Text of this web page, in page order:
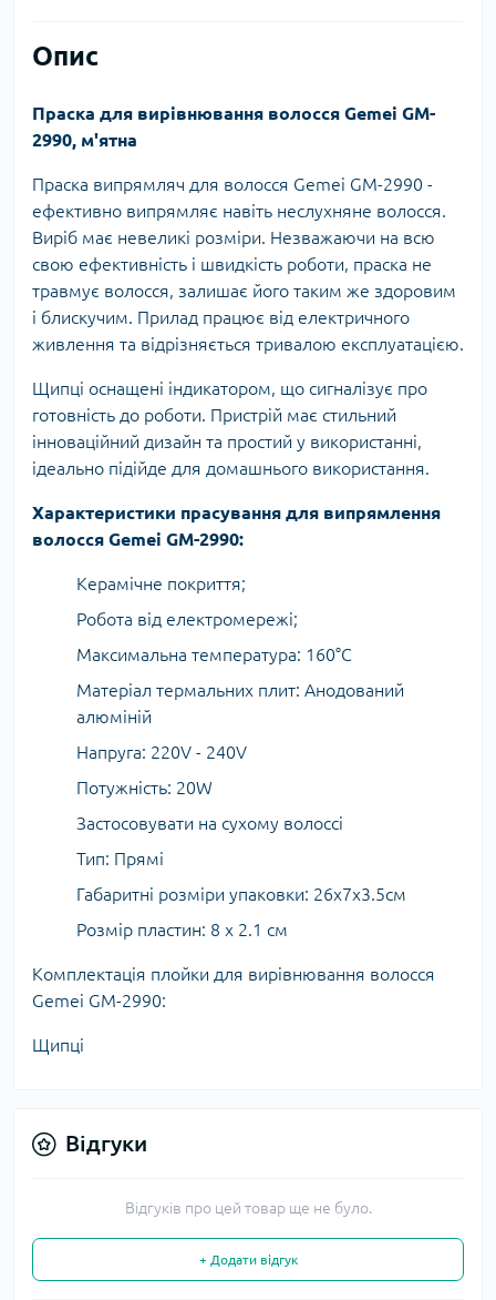
Опис
Праска для вирівнювання волосся Gemei GM-
2990, м'ятна
Праска випрямляч для волосся Gemei GM-2990 -
ефективно випрямляє навіть неслухняне волосся.
Виріб має невеликі розміри. Незважаючи на всю
свою ефективність і швидкість роботи, праска не
травмує волосся, залишає його таким же здоровим
і блискучим. Прилад працює від електричного
живлення та відрізняється тривалою експлуатацією.
Щипці оснащені індикатором, що сигналізує про
готовність до роботи. Пристрій має стильний
інноваційний дизайн та простий у використанні,
ідеально підійде для домашнього використання.
Характеристики прасування для випрямлення
волосся Gemei GM-2990:
Керамічне покриття;
Робота від електромережі;
Максимальна температура: 160°C
Матеріал термальних плит: Анодований
алюміній
Напруга: 220V - 240V
Потужність: 20W
Застосовувати на сухому волоссі
Тип: Прямі
Габаритні розміри упаковки: 26х7х3.5см
Розмір пластин: 8 x 2.1 см
Комплектація плойки для вирівнювання волосся
Gemei GM-2990:
Щипці
Відгуки
Відгуків про цей товар ще не було.
+ Додати відгук